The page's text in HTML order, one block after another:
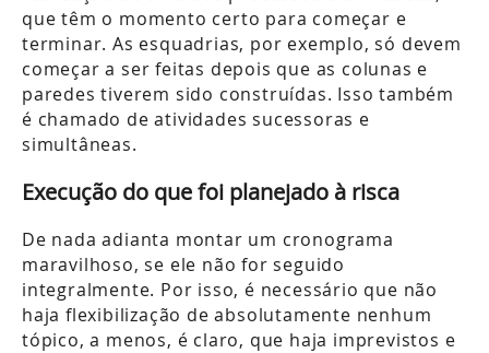
que têm o momento certo para começar e
terminar. As esquadrias, por exemplo, só devem
começar a ser feitas depois que as colunas e
paredes tiverem sido construídas. Isso também
é chamado de atividades sucessoras e
simultâneas.
Execução do que foi planejado à risca
De nada adianta montar um cronograma
maravilhoso, se ele não for seguido
integralmente. Por isso, é necessário que não
haja flexibilização de absolutamente nenhum
tópico, a menos, é claro, que haja imprevistos e